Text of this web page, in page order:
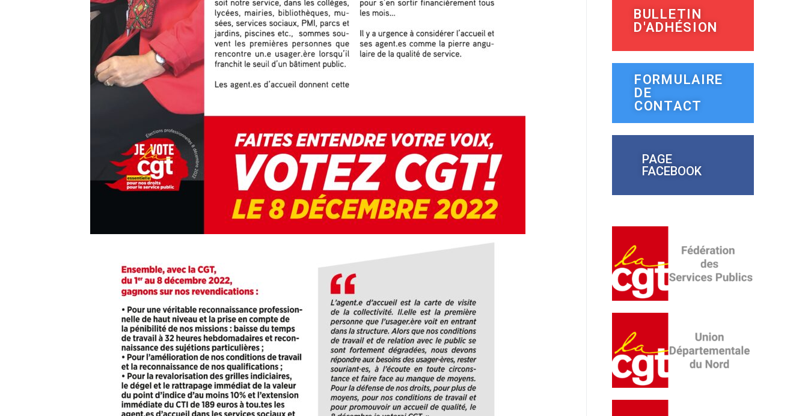
BULLETIN
D'ADHÉSION
FORMULAIRE
DE
CONTACT
PAGE
FACEBOOK